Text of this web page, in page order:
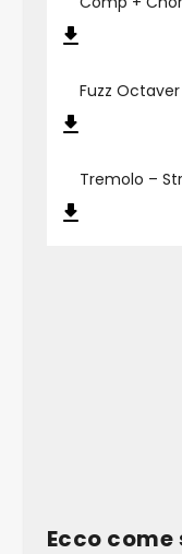
Fuzz
Tremolo –
Ecco